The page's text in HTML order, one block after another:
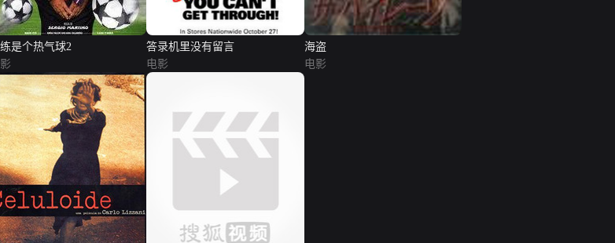
是个热气球2
答录机里没有留言
电影
海盗
电影